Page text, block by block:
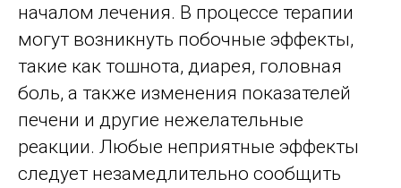
началом лечения. В процессе терапии
могут возникнуть побочные эффекты,
такие как тошнота, диарея, головная
боль, а также изменения показателей
печени и другие нежелательные
реакции. Любые неприятные эффекты
следует незамедлительно сообщить